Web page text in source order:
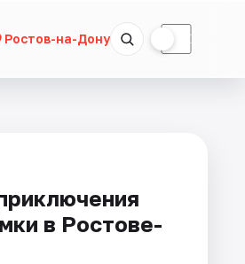
Ростов-на-Дону ☾
в Ростове-